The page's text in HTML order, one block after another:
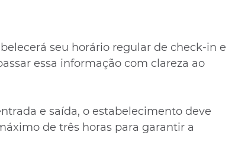
seu horário regular de check-in e
essa informação com clareza ao
e saída, o estabelecimento deve
de três horas para garantir a